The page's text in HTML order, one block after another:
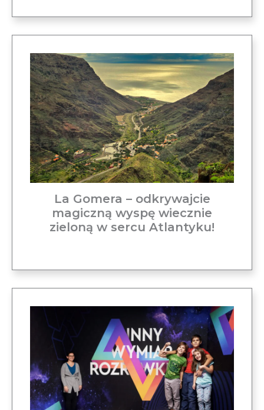
La Gomera – odkrywajcie
magiczną wyspę wiecznie
zieloną w sercu Atlantyku!